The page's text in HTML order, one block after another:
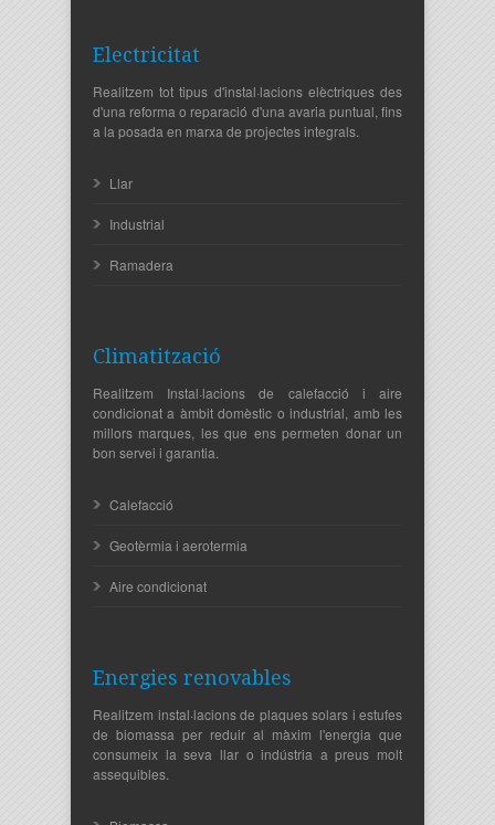
Electricitat
Realitzem tot tipus d'instal·lacions elèctriques des
d'una reforma o reparació d'una avaria puntual, fins
a la posada en marxa de projectes integrals.
Llar
Industrial
Ramadera
Climatització
Realitzem Instal·lacions de calefacció i aire
condicionat a àmbit domèstic o industrial, amb les
millors marques, les que ens permeten donar un
bon servei i garantia.
Calefacció
Geotèrmia i aerotermia
Aire condicionat
Energies renovables
Realitzem instal·lacions de plaques solars i estufes
de biomassa per reduir al màxim l'energia que
consumeix la seva llar o indústria a preus molt
assequibles.